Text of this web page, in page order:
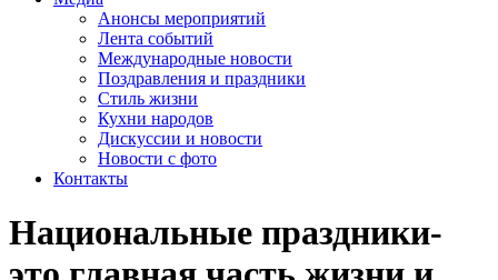
Анонсы мероприятий
Лента событий
Международные новости
Поздравления и праздники
Cтиль жизни
Кухни народов
Дискуссии и новости
Новости с фото
Контакты
Национальные праздники-